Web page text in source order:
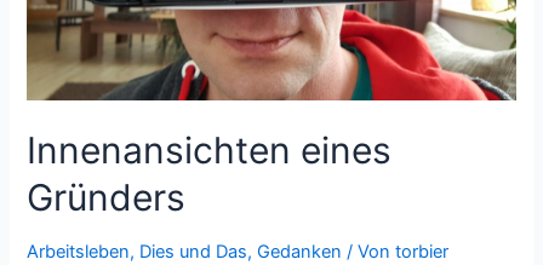
Innenansichten eines
Gründers
Arbeitsleben, Dies und Das,Gedanken / Vontorbier